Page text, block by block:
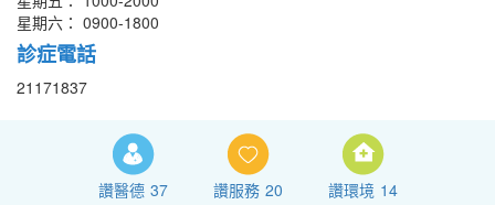
星期六： 0900-1800
診症電話
21171837
讚醫德 37 讚服務 20 讚環境 14